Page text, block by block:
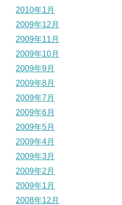
2010年1月
2009年12月
2009年11月
2009年10月
2009年9月
2009年8月
2009年7月
2009年6月
2009年5月
2009年4月
2009年3月
2009年2月
2009年1月
2008年12月